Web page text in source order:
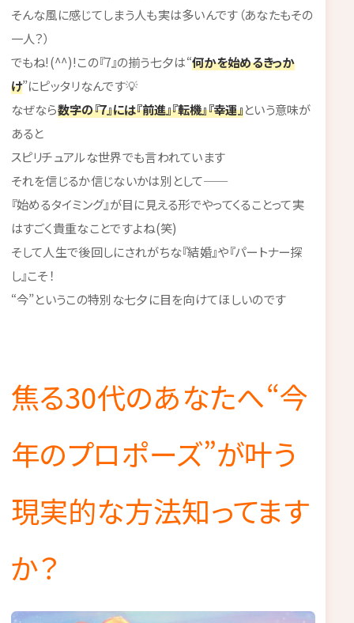
そんな風に感じてしまう人も実は多いんです（あなたもその
一人？）
でもね!(^^)!この『7』の揃う七夕は“何かを始めるきっか
け”にピッタリなんです💡
なぜなら数字の『7』には『前進』『転機』『幸運』という意味が
あると
スピリチュアルな世界でも言われています
それを信じるか信じないかは別として──
『始めるタイミング』が目に見える形でやってくることって実
はすごく貴重なことですよね(笑)
そして人生で後回しにされがちな『結婚』や『パートナー探
し』こそ！
“今”というこの特別な七夕に目を向けてほしいのです
焦る30代のあなたへ“今
年のプロポーズ”が叶う
現実的な方法知ってます
か？